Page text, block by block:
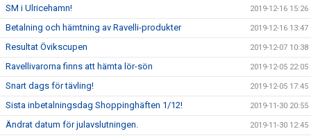
SM i Ulricehamn! 2019-12-16 15:26
Betalning och hämtning av Ravelli-produkter 2019-12-16 13:47
Resultat Övikscupen 2019-12-07 10:38
Ravellivarorna finns att hämta lör-sön 2019-12-05 22:05
Snart dags för tävling! 2019-12-05 17:45
Sista inbetalningsdag Shoppinghäften 1/12! 2019-11-30 20:55
Ändrat datum för julavslutningen. 2019-11-30 12:45